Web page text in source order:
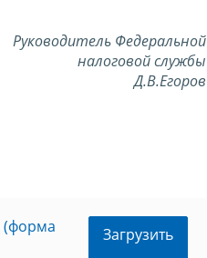
Руководитель Федеральной
налоговой службы
Д.В.Егоров
(форма
Загрузить